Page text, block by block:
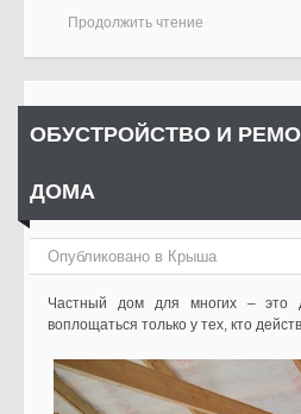
Продолжить чтение
ОБУСТРОЙСТВО И
ДОМА
Опубликовано в Крыша
Частный дом для многих – это
воплощаться только у тех, кто